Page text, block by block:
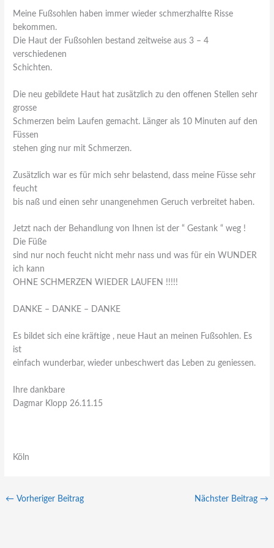
Meine Fußsohlen haben immer wieder schmerzhalfte Risse
bekommen.
Die Haut der Fußsohlen bestand zeitweise aus 3 – 4
verschiedenen
Schichten.
Die neu gebildete Haut hat zusätzlich zu den offenen Stellen sehr
grosse
Schmerzen beim Laufen gemacht. Länger als 10 Minuten auf den
Füssen
stehen ging nur mit Schmerzen.
Zusätzlich war es für mich sehr belastend, dass meine Füsse sehr
feucht
bis naß und einen sehr unangenehmen Geruch verbreitet haben.
Jetzt nach der Behandlung von Ihnen ist der “ Gestank “ weg !
Die Füße
sind nur noch feucht nicht mehr nass und was für ein WUNDER
ich kann
OHNE SCHMERZEN WIEDER LAUFEN !!!!!
DANKE – DANKE – DANKE
Es bildet sich eine kräftige , neue Haut an meinen Fußsohlen. Es
ist
einfach wunderbar, wieder unbeschwert das Leben zu geniessen.
Ihre dankbare
Dagmar Klopp 26.11.15
Köln
← Vorheriger Beitrag Nächster Beitrag →